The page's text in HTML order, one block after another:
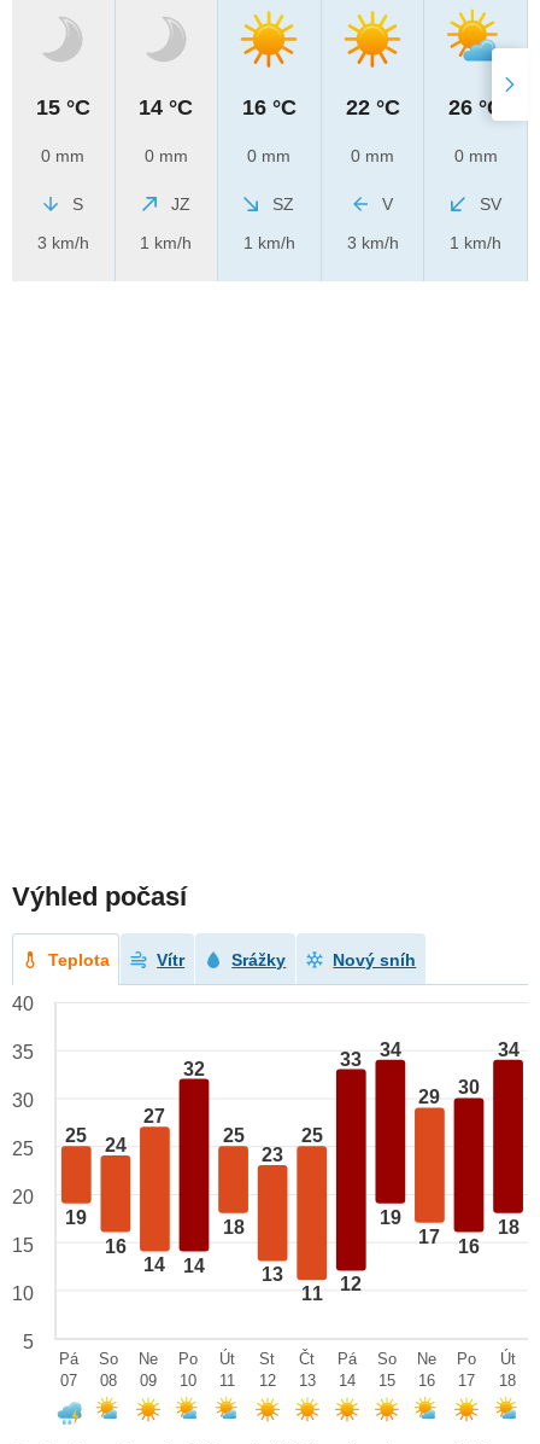
15 °C
0 mm
S
3 km/h
14 °C
0 mm
JZ
1 km/h
16 °C
0 mm
SZ
1 km/h
22 °C
0 mm
V
3 km/h
26 °C
0 mm
SV
1 km/h
Výhled počasí
Teplota Vítr Srážky Nový sníh
25
19
24
16
27
14
32
14
25
18
23
13
25
11
33
12
34
19
29
17
30
16
34
18
40
35
30
25
20
15
10
5
Pá
07
So
08
Ne
09
Po
10
Út
11
St
12
Čt
13
Pá
14
So
15
Ne
16
Po
17
Út
18